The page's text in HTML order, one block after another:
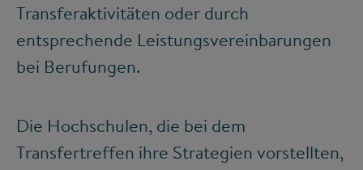
Transferaktivitäten oder durch
entsprechende Leistungsvereinbarungen
bei Berufungen.
Die Hochschulen, die bei dem
Transfertreffen ihre Strategien vorstellten,